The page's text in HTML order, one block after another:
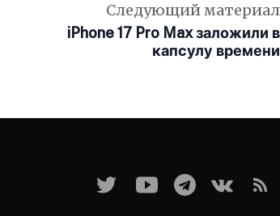
Следующий материал
iPhone 17 Pro Max заложили в
капсулу времени